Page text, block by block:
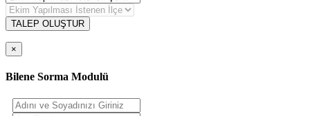
TALEP OLUŞTUR
×
Bilene Sorma Modulü